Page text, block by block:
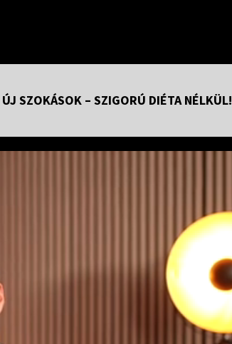
SZOKÁSOK – SZIGORÚ DIÉTA NÉLKÜL!